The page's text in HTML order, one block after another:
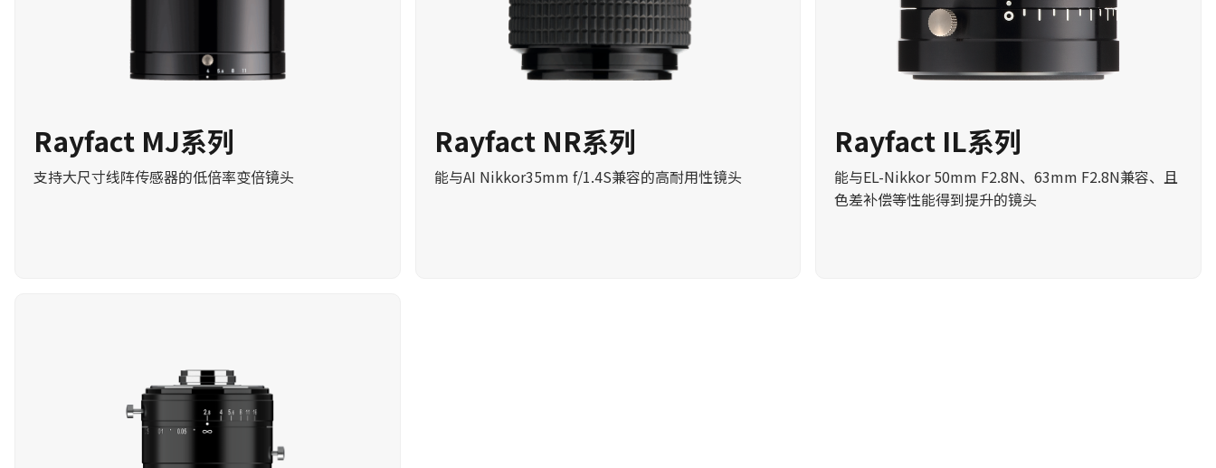
Rayfact MJ系列
支持大尺寸线阵传感器的低倍率变倍镜头
Rayfact NR系列
能与AI Nikkor35mm f/1.4S兼容的高耐用性镜头
Rayfact IL系列
能与EL-Nikkor 50mm F2.8N、63mm F2.8N兼容、且
色差补偿等性能得到提升的镜头